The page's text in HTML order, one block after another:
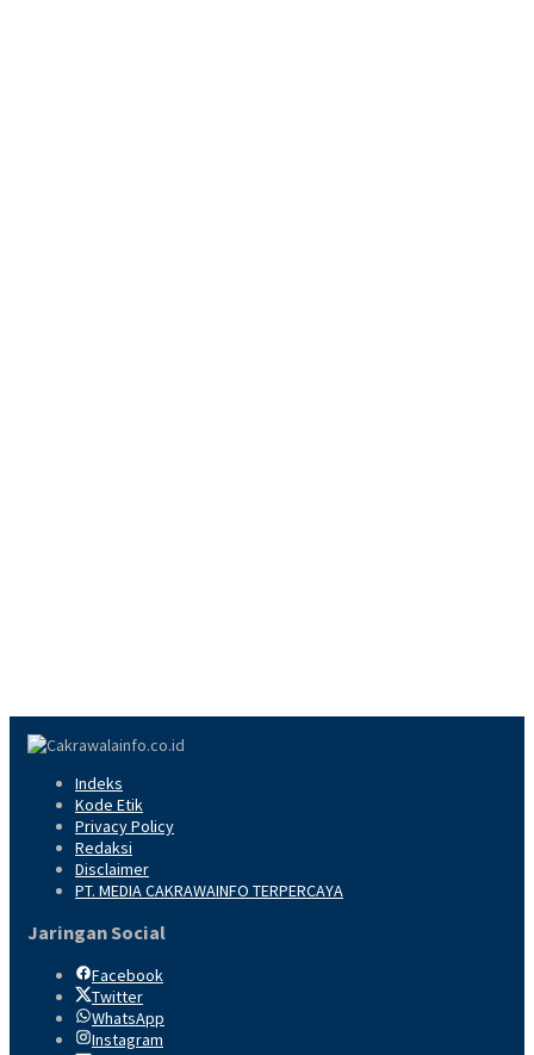
Indeks
Kode Etik
Privacy Policy
Redaksi
Disclaimer
PT. MEDIA CAKRAWAINFO TERPERCAYA
Jaringan Social
Facebook
Twitter
WhatsApp
Instagram